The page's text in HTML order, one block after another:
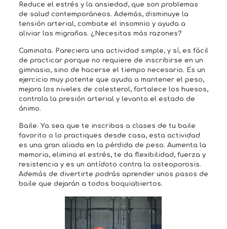
Reduce el estrés y la ansiedad, que son problemas
de salud contemporáneos. Además, disminuye la
tensión arterial, combate el insomnio y ayuda a
aliviar las migrañas. ¿Necesitas más razones?
Caminata. Pareciera una actividad simple, y sí, es fácil
de practicar porque no requiere de inscribirse en un
gimnasio, sino de hacerse el tiempo necesario. Es un
ejercicio muy potente que ayuda a mantener el peso,
mejora los niveles de colesterol, fortalece los huesos,
controla la presión arterial y levanta el estado de
ánimo.
Baile. Ya sea que te inscribas a clases de tu baile
favorito o lo practiques desde casa, esta actividad
es una gran aliada en la pérdida de peso. Aumenta la
memoria, elimina el estrés, te da flexibilidad, fuerza y
resistencia y es un antídoto contra la osteoporosis.
Además de divertirte podrás aprender unos pasos de
baile que dejarán a todos boquiabiertos.